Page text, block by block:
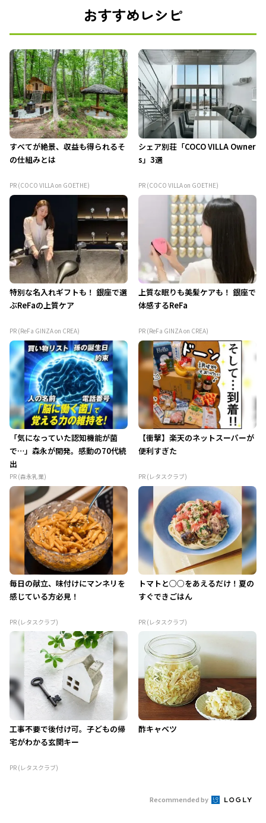
おすすめレシピ
すべてが絶景、収益も得られるそ
の仕組みとは
PR (COCO VILLA on GOETHE)
シェア別荘「COCO VILLA Owner
s」3選
PR (COCO VILLA on GOETHE)
特別な名入れギフトも！ 銀座で選
ぶReFaの上質ケア
PR (ReFa GINZA on CREA)
上質な眠りも美髪ケアも！ 銀座で
体感するReFa
PR (ReFa GINZA on CREA)
「気になっていた認知機能が菌
で…」森永が開発。感動の70代続
出
PR (森永乳業)
【衝撃】楽天のネットスーパーが
便利すぎた
PR (レタスクラブ)
毎日の献立、味付けにマンネリを
感じている方必見！
PR (レタスクラブ)
トマトと○○をあえるだけ！夏の
すぐできごはん
PR (レタスクラブ)
工事不要で後付け可。子どもの帰
宅がわかる玄関キー
PR (レタスクラブ)
酢キャベツ
Recommended by